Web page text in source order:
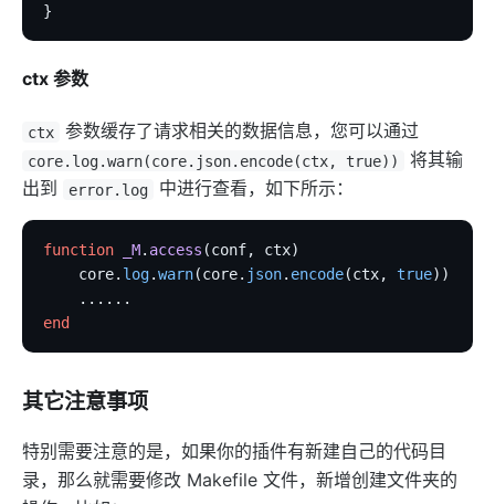
}
ctx 参数
ctx 参数缓存了请求相关的数据信息，您可以通过
core.log.warn(core.json.encode(ctx, true))
将其输
出到
error.log 中进行查看，如下所示：
function _M. access (conf, ctx)
    core.
log.warn(core. json. encode(ctx, true))
    ......
end
其它注意事项
特别需要注意的是，如果你的插件有新建自己的代码目
录，那么就需要修改 Makefile 文件，新增创建文件夹的